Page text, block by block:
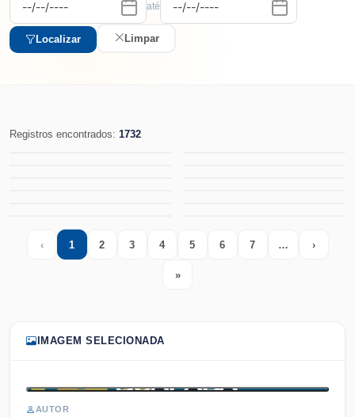
até
Localizar Limpar
Registros encontrados: 1732
‹Previous
1(current)
2 3 4 5 6 7 …More ›Next
»Last
IMAGEM SELECIONADA
AUTOR